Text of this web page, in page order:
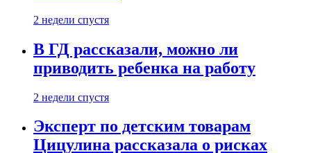
2 недели спустя
В ГД рассказали, можно ли
приводить ребенка на работу
2 недели спустя
Эксперт по детским товарам
Цицулина рассказала о рисках